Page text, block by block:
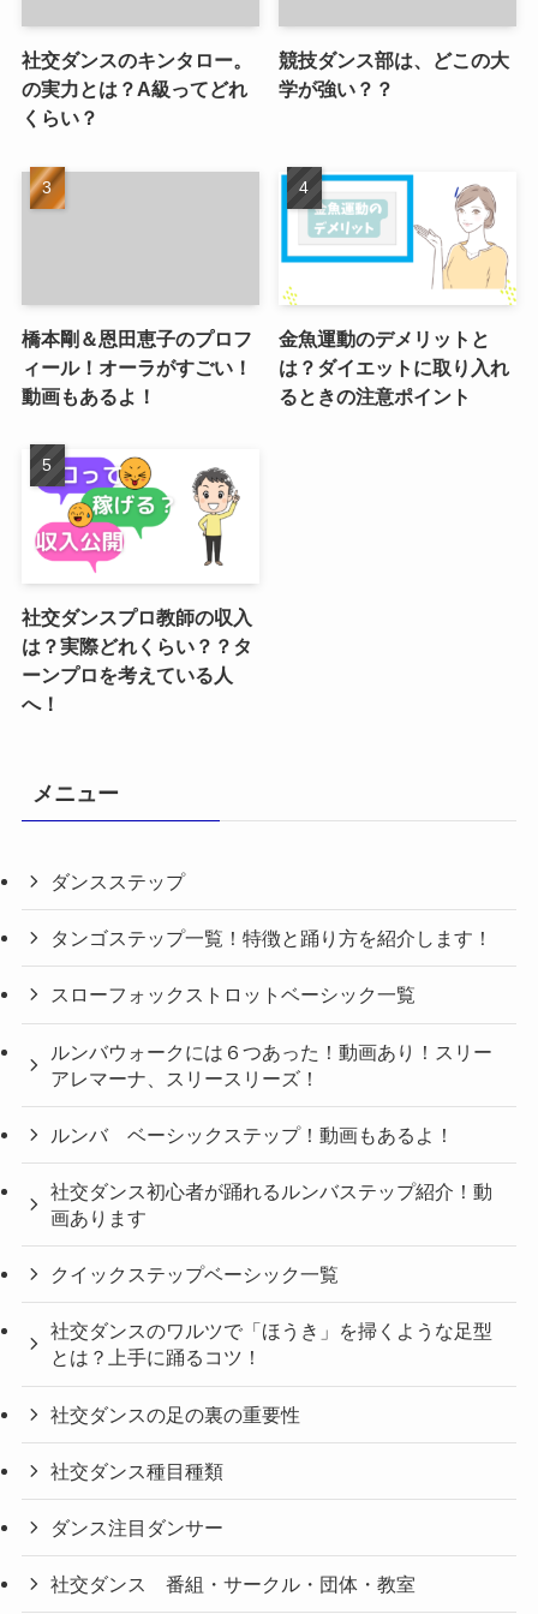
社交ダンスのキンタロー。
の実力とは？A級ってどれ
くらい？
競技ダンス部は、どこの大
学が強い？？
橋本剛＆恩田恵子のプロフ
ィール！オーラがすごい！
動画もあるよ！
金魚運動のデメリットと
は？ダイエットに取り入れ
るときの注意ポイント
社交ダンスプロ教師の収入
は？実際どれくらい？？タ
ーンプロを考えている人
へ！
メニュー
ダンスステップ
タンゴステップ一覧！特徴と踊り方を紹介します！
スローフォックストロットベーシック一覧
ルンバウォークには６つあった！動画あり！スリー
アレマーナ、スリースリーズ！
ルンバ ベーシックステップ！動画もあるよ！
社交ダンス初心者が踊れるルンバステップ紹介！動
画あります
クイックステップベーシック一覧
社交ダンスのワルツで「ほうき」を掃くような足型
とは？上手に踊るコツ！
社交ダンスの足の裏の重要性
社交ダンス種目種類
ダンス注目ダンサー
社交ダンス 番組・サークル・団体・教室